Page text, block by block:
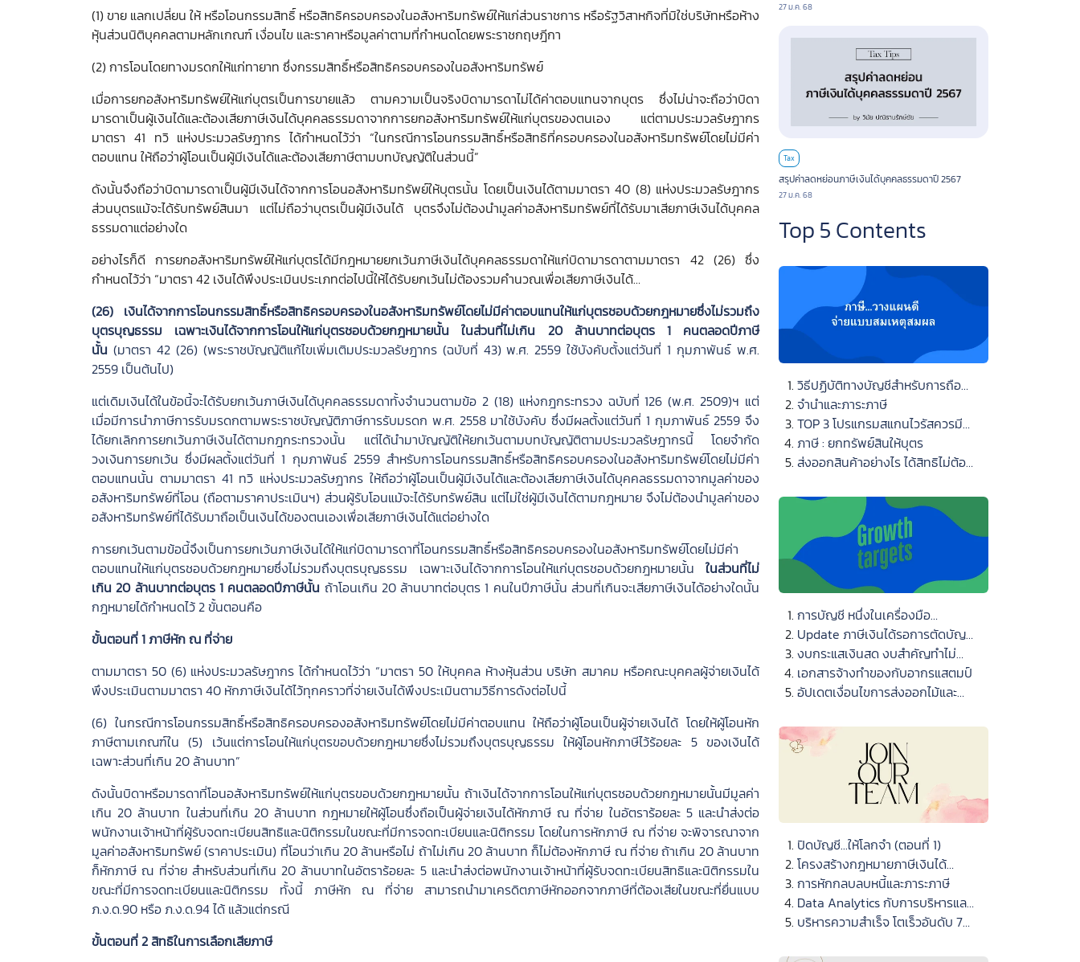
(1) ขาย แลกเปลี่ยน ให้ หรือโอนกรรมสิทธิ์ หรือสิทธิครอบครองในอสังหาริมทรัพย์ให้แก่ส่วนราชการ หรือรัฐวิสาหกิจที่มิใช่บริษัทหรือห้าง
หุ้นส่วนนิติบุคคลตามหลักเกณฑ์ เงื่อนไข และราคาหรือมูลค่าตามที่กำหนดโดยพระราชกฤษฎีกา
(2) การโอนโดยทางมรดกให้แก่ทายาท ซึ่งกรรมสิทธิ์หรือสิทธิครอบครองในอสังหาริมทรัพย์
เมื่อการยกอสังหาริมทรัพย์ให้แก่บุตรเป็นการขายแล้ว ตามความเป็นจริงบิดามารดาไม่ได้ค่าตอบแทนจากบุตร ซึ่งไม่น่าจะถือว่าบิดา
มารดาเป็นผู้เงินได้และต้องเสียภาษีเงินได้บุคคลธรรมดาจากการยกอสังหาริมทรัพย์ให้แก่บุตรของตนเอง แต่ตามประมวลรัษฎากร
มาตรา 41 ทวิ แห่งประมวลรัษฎากร ได้กำหนดไว้ว่า “ในกรณีการโอนกรรมสิทธิ์หรือสิทธิที่ครอบครองในอสังหาริมทรัพย์โดยไม่มีค่า
ตอบแทน ให้ถือว่าผู้โอนเป็นผู้มีเงินได้และต้องเสียภาษีตามบทบัญญัติในส่วนนี้”
ดังนั้นจึงถือว่าบิดามารดาเป็นผู้มีเงินได้จากการโอนอสังหาริมทรัพย์ให้บุตรนั้น โดยเป็นเงินได้ตามมาตรา 40 (8) แห่งประมวลรัษฎากร
ส่วนบุตรแม้จะได้รับทรัพย์สินมา แต่ไม่ถือว่าบุตรเป็นผู้มีเงินได้ บุตรจึงไม่ต้องนำมูลค่าอสังหาริมทรัพย์ที่ได้รับมาเสียภาษีเงินได้บุคคล
ธรรมดาแต่อย่างใด
อย่างไรก็ดี การยกอสังหาริมทรัพย์ให้แก่บุตรได้มีกฎหมายยกเว้นภาษีเงินได้บุคคลธรรมดาให้แก่บิดามารดาตามมาตรา 42 (26) ซึ่ง
กำหนดไว้ว่า “มาตรา 42 เงินได้พึงประเมินประเภทต่อไปนี้ให้ได้รับยกเว้นไม่ต้องรวมคำนวณเพื่อเสียภาษีเงินได้…
(26) เงินได้จากการโอนกรรมสิทธิ์หรือสิทธิครอบครองในอสังหาริมทรัพย์โดยไม่มีค่าตอบแทนให้แก่บุตรชอบด้วยกฎหมายซึ่งไม่รวมถึง
บุตรบุญธรรม เฉพาะเงินได้จากการโอนให้แก่บุตรชอบด้วยกฎหมายนั้น ในส่วนที่ไม่เกิน 20 ล้านบาทต่อบุตร 1 คนตลอดปีภาษี
นั้น (มาตรา 42 (26) (พระราชบัญญัติแก้ไขเพิ่มเติมประมวลรัษฎากร (ฉบับที่ 43) พ.ศ. 2559 ใช้บังคับตั้งแต่วันที่ 1 กุมภาพันธ์ พ.ศ.
2559 เป็นต้นไป)
แต่เดิมเงินได้ในข้อนี้จะได้รับยกเว้นภาษีเงินได้บุคคลธรรมดาทั้งจำนวนตามข้อ 2 (18) แห่งกฎกระทรวง ฉบับที่ 126 (พ.ศ. 2509)ฯ แต่
เมื่อมีการนำภาษีการรับมรดกตามพระราชบัญญัติภาษีการรับมรดก พ.ศ. 2558 มาใช้บังคับ ซึ่งมีผลตั้งแต่วันที่ 1 กุมภาพันธ์ 2559 จึง
ได้ยกเลิกการยกเว้นภาษีเงินได้ตามกฎกระทรวงนั้น แต่ได้นำมาบัญญัติให้ยกเว้นตามบทบัญญัติตามประมวลรัษฎากรนี้ โดยจำกัด
วงเงินการยกเว้น ซึ่งมีผลตั้งแต่วันที่ 1 กุมภาพันธ์ 2559 สำหรับการโอนกรรมสิทธิ์หรือสิทธิครอบครองในอสังหาริมทรัพย์โดยไม่มีค่า
ตอบแทนนั้น ตามมาตรา 41 ทวิ แห่งประมวลรัษฎากร ให้ถือว่าผู้โอนเป็นผู้มีเงินได้และต้องเสียภาษีเงินได้บุคคลธรรมดาจากมูลค่าของ
อสังหาริมทรัพย์ที่โอน (ถือตามราคาประเมินฯ) ส่วนผู้รับโอนแม้จะได้รับทรัพย์สิน แต่ไม่ใช่ผู้มีเงินได้ตามกฎหมาย จึงไม่ต้องนำมูลค่าของ
อสังหาริมทรัพย์ที่ได้รับมาถือเป็นเงินได้ของตนเองเพื่อเสียภาษีเงินได้แต่อย่างใด
การยกเว้นตามข้อนี้จึงเป็นการยกเว้นภาษีเงินได้ให้แก่บิดามารดาที่โอนกรรมสิทธิ์หรือสิทธิครอบครองในอสังหาริมทรัพย์โดยไม่มีค่า
ตอบแทนให้แก่บุตรชอบด้วยกฎหมายซึ่งไม่รวมถึงบุตรบุญธรรม เฉพาะเงินได้จากการโอนให้แก่บุตรชอบด้วยกฎหมายนั้น ในส่วนที่ไม่
เกิน 20 ล้านบาทต่อบุตร 1 คนตลอดปีภาษีนั้น ถ้าโอนเกิน 20 ล้านบาทต่อบุตร 1 คนในปีภาษีนั้น ส่วนที่เกินจะเสียภาษีเงินได้อย่างใดนั้น
กฎหมายได้กำหนดไว้ 2 ขั้นตอนคือ
ขั้นตอนที่ 1 ภาษีหัก ณ ที่จ่าย
ตามมาตรา 50 (6) แห่งประมวลรัษฎากร ได้กำหนดไว้ว่า “มาตรา 50 ให้บุคคล ห้างหุ้นส่วน บริษัท สมาคม หรือคณะบุคคลผู้จ่ายเงินได้
พึงประเมินตามมาตรา 40 หักภาษีเงินได้ไว้ทุกคราวที่จ่ายเงินได้พึงประเมินตามวิธีการดังต่อไปนี้
(6) ในกรณีการโอนกรรมสิทธิ์หรือสิทธิครอบครองอสังหาริมทรัพย์โดยไม่มีค่าตอบแทน ให้ถือว่าผู้โอนเป็นผู้จ่ายเงินได้ โดยให้ผู้โอนหัก
ภาษีตามเกณฑ์ใน (5) เว้นแต่การโอนให้แก่บุตรขอบด้วยกฎหมายซึ่งไม่รวมถึงบุตรบุญธรรม ให้ผู้โอนหักภาษีไว้ร้อยละ 5 ของเงินได้
เฉพาะส่วนที่เกิน 20 ล้านบาท”
ดังนั้นบิดาหรือมารดาที่โอนอสังหาริมทรัพย์ให้แก่บุตรขอบด้วยกฎหมายนั้น ถ้าเงินได้จากการโอนให้แก่บุตรชอบด้วยกฎหมายนั้นมีมูลค่า
เกิน 20 ล้านบาท ในส่วนที่เกิน 20 ล้านบาท กฎหมายให้ผู้โอนซึ่งถือเป็นผู้จ่ายเงินได้หักภาษี ณ ที่จ่าย ในอัตราร้อยละ 5 และนำส่งต่อ
พนักงานเจ้าหน้าที่ผู้รับจดทะเบียนสิทธิและนิติกรรมในขณะที่มีการจดทะเบียนและนิติกรรม โดยในการหักภาษี ณ ที่จ่าย จะพิจารณาจาก
มูลค่าอสังหาริมทรัพย์ (ราคาประเมิน) ที่โอนว่าเกิน 20 ล้านหรือไม่ ถ้าไม่เกิน 20 ล้านบาท ก็ไม่ต้องหักภาษี ณ ที่จ่าย ถ้าเกิน 20 ล้านบาท
ก็หักภาษี ณ ที่จ่าย สำหรับส่วนที่เกิน 20 ล้านบาทในอัตราร้อยละ 5 และนำส่งต่อพนักงานเจ้าหน้าที่ผู้รับจดทะเบียนสิทธิและนิติกรรมใน
ขณะที่มีการจดทะเบียนและนิติกรรม ทั้งนี้ ภาษีหัก ณ ที่จ่าย สามารถนำมาเครดิตภาษีหักออกจากภาษีที่ต้องเสียในขณะที่ยื่นแบบ
ภ.ง.ด.90 หรือ ภ.ง.ด.94 ได้ แล้วแต่กรณี
ขั้นตอนที่ 2 สิทธิในการเลือกเสียภาษี
27 ม.ค. 68
Tax
สรุปค่าลดหย่อนภาษีเงินได้บุคคลธรรมดาปี 2567
27 ม.ค. 68
Top 5 Contents
วิธีปฏิบัติทางบัญชีสำหรับการถือ
ครองสินทรัพย์ดิจิทัล
จำนำและภาระภาษี
TOP 3 โปรแกรมสแกนไวรัสควรมี
ติดเครื่อง
ภาษี : ยกทรัพย์สินให้บุตร
ส่งออกสินค้าอย่างไร ได้สิทธิไม่ต้อง
การบัญชี หนึ่งในเครื่องมือ
บริหารธุรกิจ
Update ภาษีเงินได้รอการตัดบัญชี
: สัญญาเช่า และหนี้สินที่เกิดขึ้นจาก
การรื้อถอน การบูรณะ และหนี้สินที่มี
ลักษณะคล้ายคลึงกัน
งบกระแสเงินสด งบสำคัญทำไม่
ยาก
เอกสารจ้างทำของกับอากรแสตมป์
อัปเดตเงื่อนไขการส่งออกไม้และ
ปิดบัญชี...ให้โลกจำ (ตอนที่ 1)
โครงสร้างกฎหมายภาษีเงินได้
นิติบุคคล (ตอนที่ 3)
การหักกลบลบหนี้และภาระภาษี
Data Analytics กับการบริหารและ
วิเคราะห์ข้อมูลงานบัญชี
บริหารความสำเร็จ โตเร็วอันดับ 7